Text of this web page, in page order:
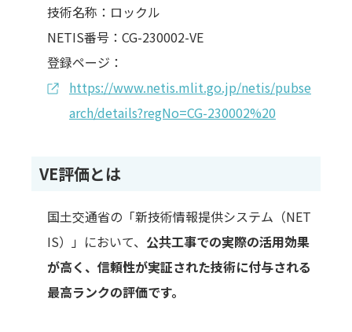
技術名称：ロックル
NETIS番号：CG-230002-VE
登録ページ：
https://www.netis.mlit.go.jp/netis/pubse
arch/details?regNo=CG-230002%20
VE評価とは
国土交通省の「新技術情報提供システム（NET
IS）」において、 公共工事での実際の活用効果
が高く、信頼性が実証された技術に付与される
最高ランクの評価です。